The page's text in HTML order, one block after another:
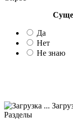
Да
Нет
Не знаю
Разделы